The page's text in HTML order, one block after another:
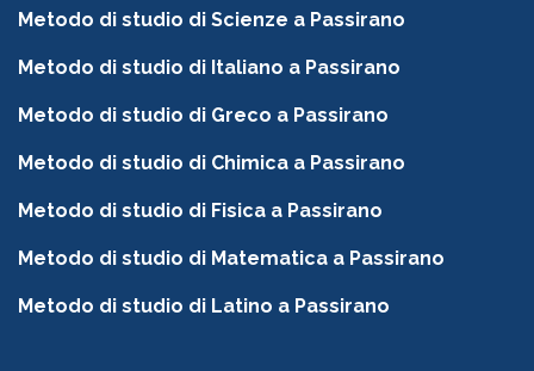
Metodo di studio di Scienze a Passirano
Metodo di studio di Italiano a Passirano
Metodo di studio di Greco a Passirano
Metodo di studio di Chimica a Passirano
Metodo di studio di Fisica a Passirano
Metodo di studio di Matematica a Passirano
Metodo di studio di Latino a Passirano